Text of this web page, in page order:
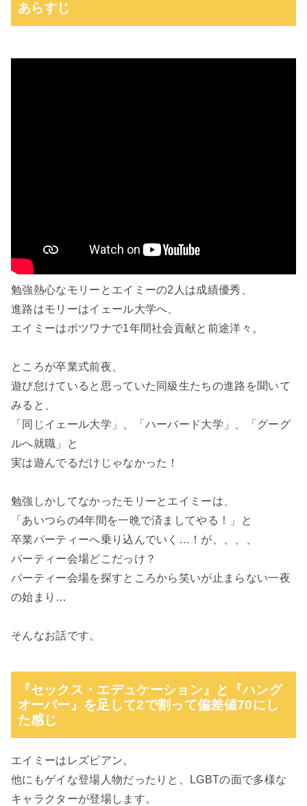
あらすじ
勉強熱心なモリーとエイミーの2人は成績優秀、
進路はモリーはイェール大学へ、
エイミーはボツワナで1年間社会貢献と前途洋々。
ところが卒業式前夜、
遊び怠けていると思っていた同級生たちの進路を聞いて
みると、
「同じイェール大学」、「ハーバード大学」、「グーグ
ルへ就職」と
実は遊んでるだけじゃなかった！
勉強しかしてなかったモリーとエイミーは、
「あいつらの4年間を一晩で済ましてやる！」と
卒業パーティーへ乗り込んでいく…！が、、、、
パーティー会場どこだっけ？
パーティー会場を探すところから笑いが止まらない一夜
の始まり…
そんなお話です。
『セックス・エデュケーション』と『ハング
オーバー』を足して2で割って偏差値70にし
た感じ
エイミーはレズビアン。
他にもゲイな登場人物だったりと、LGBTの面で多様な
キャラクターが登場します。